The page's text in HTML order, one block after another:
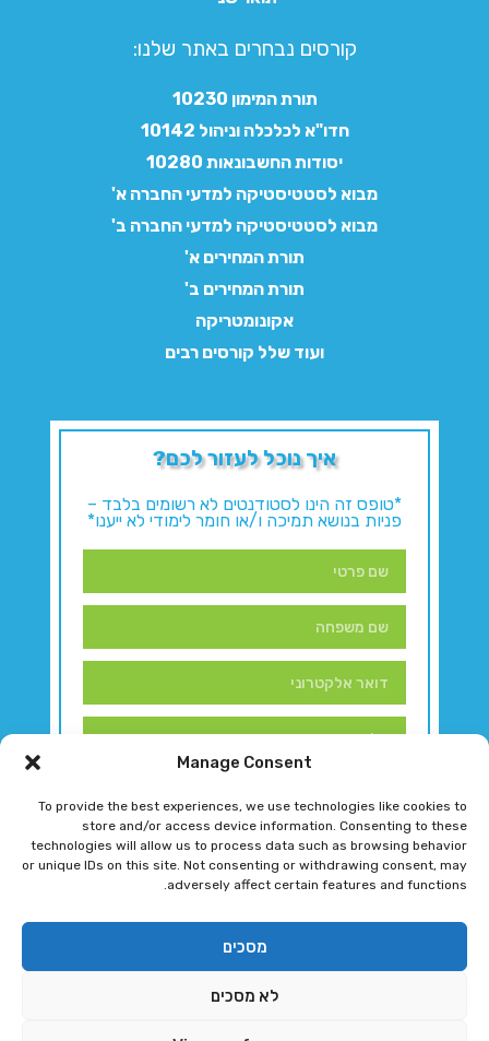
Manage Consent
To provide the best experiences, we use technologies like cookies to
store and/or access device information. Consenting to these
technologies will allow us to process data such as browsing behavior
or unique IDs on this site. Not consenting or withdrawing consent, may
adversely affect certain features and functions.
מסכים
לא מסכים
קורסים נבחרים באתר שלנו:​
תורת המימון 10230
חדו"א לכלכלה וניהול 10142
יסודות החשבונאות 10280
מבוא לסטטיסטיקה למדעי החברה א'
מבוא לסטטיסטיקה למדעי החברה ב'
תורת המחירים א'
תורת המחירים ב'
אקונומטריקה
ועוד שלל קורסים רבים
איך נוכל לעזור לכם?
*טופס זה הינו לסטודנטים לא רשומים בלבד –
פניות בנושא תמיכה ו/או חומר לימודי לא ייענו*